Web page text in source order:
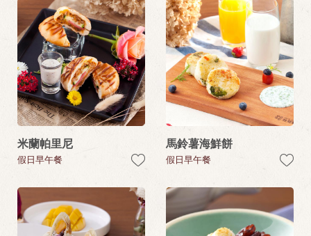
米蘭帕里尼
假日早午餐
馬鈴薯海鮮餅
假日早午餐